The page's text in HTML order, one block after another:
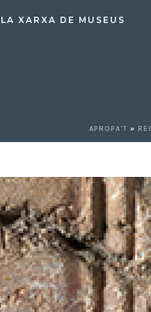
LA XARXA DE MUSEUS
APROPA'T »